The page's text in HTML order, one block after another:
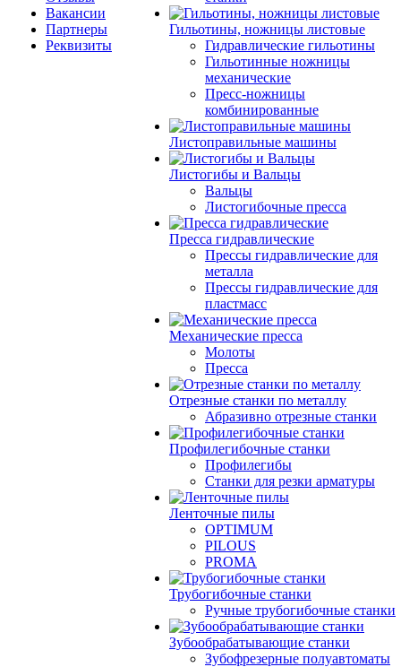
Вакансии
Партнеры
Реквизиты
Гильотины, ножницы листовые
Гидравлические гильотины
Гильотинные ножницы
механические
Пресс-ножницы
комбинированные
Листоправильные машины
Листогибы и Вальцы
Вальцы
Листогибочные пресса
Пресса гидравлические
Прессы гидравлические для
металла
Прессы гидравлические для
пластмасс
Механические пресса
Молоты
Пресса
Отрезные станки по металлу
Абразивно отрезные станки
Профилегибочные станки
Профилегибы
Станки для резки арматуры
Ленточные пилы
OPTIMUM
PILOUS
PROMA
Трубогибочные станки
Ручные трубогибочные станки
Зубообрабатывающие станки
Зубофрезерные полуавтоматы